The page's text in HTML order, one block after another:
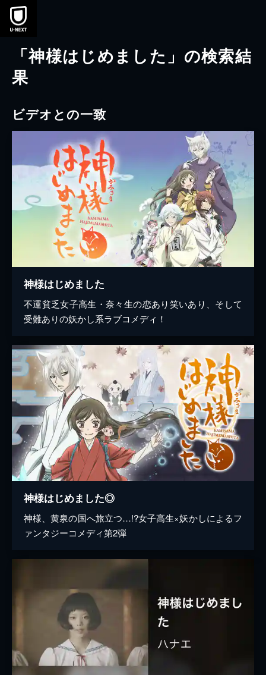
本文へスキップ
「神様はじめました」の検索結
果
ビデオとの一致
神様はじめました
不運貧乏女子高生・奈々生の恋あり笑いあり、そして
受難ありの妖かし系ラブコメディ！
神様はじめました◎
神様、黄泉の国へ旅立つ…!?女子高生×妖かしによるフ
ァンタジーコメディ第2弾